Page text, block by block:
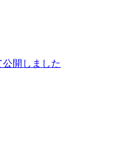
公開しました